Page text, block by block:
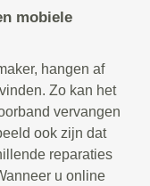
mobiele
hangen af
Zo kan het
vervangen
ook zijn dat
reparaties
u online